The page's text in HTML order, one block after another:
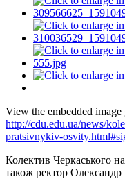
View the embedded
http://cdu.edu.ua/news/
pratsivnykiv-
Колектив Черкаського
також ректор Олександр